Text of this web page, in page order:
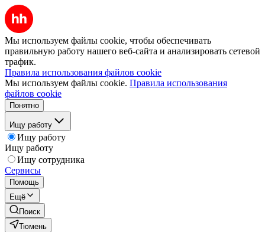
Мы используем файлы cookie, чтобы обеспечивать
правильную работу нашего веб-сайта и анализировать сетевой
трафик.
Правила использования файлов cookie
Мы используем файлы cookie. Правила использования
файлов cookie
Понятно
Ищу работу
Ищу работу
Ищу работу
Ищу сотрудника
Сервисы
Помощь
Ещё
Поиск
Тюмень